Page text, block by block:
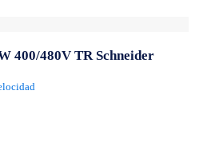
400/480V TR Schneider